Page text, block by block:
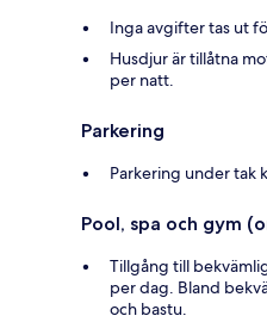
Inga avgifter tas ut
Husdjur är tillåtna
per natt.
Parkering
Parkering under tak
Pool, spa och gym
Tillgång till
per dag. Bland
och bastu.